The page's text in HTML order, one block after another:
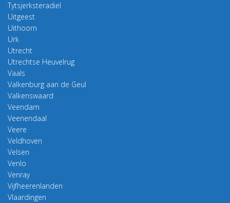
Tytsjerksteradiel
Uitgeest
Uithoorn
Urk
Utrecht
Utrechtse Heuvelrug
Vaals
Valkenburg aan de Geul
Valkenswaard
Veendam
Veenendaal
Veere
Veldhoven
Velsen
Venlo
Venray
Vijfheerenlanden
Vlaardingen